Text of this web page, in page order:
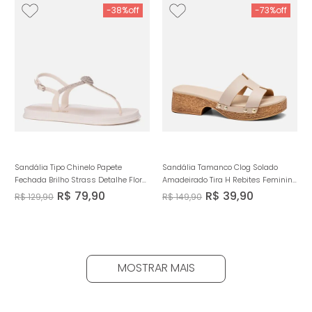
-38%
Sandália Tipo Chinelo Papete
Fechada Brilho Strass Detalhe Flor
Solado Emborrachado Macio
Anatômico Conforto Feminino
R$129,90 R$ 79,90
-73%
Sandália Tamanco Clog Solado
Amadeirado Tira H Rebites Feminino
Milano Bege 14458
R$149,90 R$ 39,90
MOSTRAR MAIS